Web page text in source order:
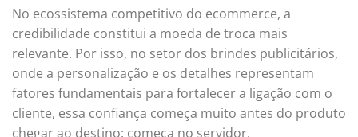
No ecossistema competitivo do ecommerce, a
credibilidade constitui a moeda de troca mais
relevante. Por isso, no setor dos brindes publicitários,
onde a personalização e os detalhes representam
fatores fundamentais para fortalecer a ligação com o
cliente, essa confiança começa muito antes do produto
chegar ao destino: começa no servidor.